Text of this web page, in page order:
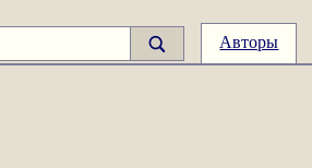
Авторы